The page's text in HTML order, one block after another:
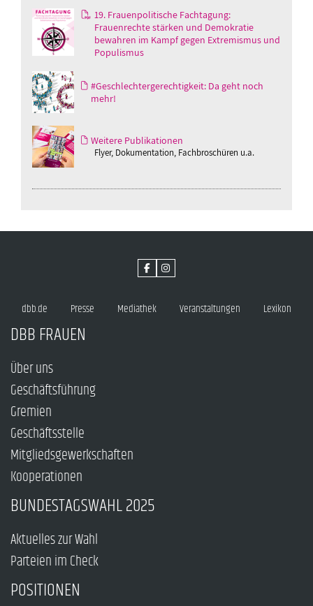
19. Frauenpolitische Fachtagung:
Frauenrechte stärken und Demokratie
bewahren im Kampf gegen Extremismus und
Populismus
#Geschlechtergerechtigkeit: Da geht noch
mehr!
Weitere Publikationen
Flyer, Dokumentation, Fachbroschüren u.a.
dbb.de Presse Mediathek Veranstaltungen Lexikon
DBB FRAUEN
Über uns
Geschäftsführung
Gremien
Geschäftsstelle
Mitgliedsgewerkschaften
Kooperationen
BUNDESTAGSWAHL 2025
Aktuelles zur Wahl
Parteien im Check
POSITIONEN